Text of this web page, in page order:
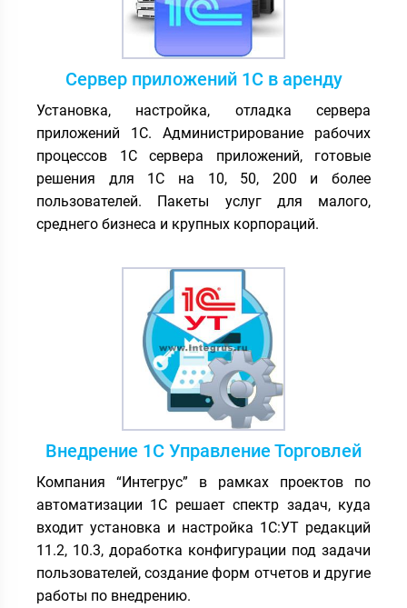
Сервер приложений 1С в аренду
Установка, настройка, отладка сервера
приложений 1С. Администрирование рабочих
процессов 1С сервера приложений, готовые
решения для 1С на 10, 50, 200 и более
пользователей. Пакеты услуг для малого,
среднего бизнеса и крупных корпораций.
Внедрение 1С Управление Торговлей
Компания “Интегрус” в рамках проектов по
автоматизации 1С решает спектр задач, куда
входит установка и настройка 1С:УТ редакций
11.2, 10.3, доработка конфигурации под задачи
пользователей, создание форм отчетов и другие
работы по внедрению.